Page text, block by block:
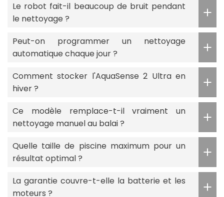
Le robot fait-il beaucoup de bruit pendant
le nettoyage ?
Peut-on programmer un nettoyage
automatique chaque jour ?
Comment stocker l'AquaSense 2 Ultra en
hiver ?
Ce modèle remplace-t-il vraiment un
nettoyage manuel au balai ?
Quelle taille de piscine maximum pour un
résultat optimal ?
La garantie couvre-t-elle la batterie et les
moteurs ?